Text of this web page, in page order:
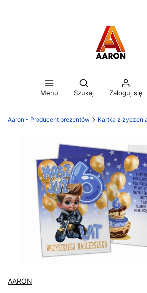
Menu
Otwórz
Szukaj Zaloguj się
Aaron - Producent prezentów Kartka z
AARON